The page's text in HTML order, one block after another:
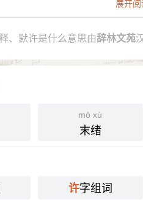
，但是暗示已经许可。
中·武帝下》：“﹝ 太清 元年﹞
海外文编》卷一：“曾纪泽 所索
长上任记》：“在几个重要问
葛蕴》诗：“我初未识子，已
将引飞黄，使出万马羣。”
展开
、默许是什么意思由辞林文苑
mò xù
末绪
许字组词